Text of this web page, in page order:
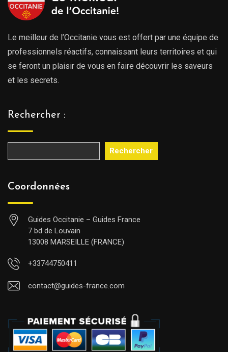
Le meilleur de l’Occitanie vous est offert par une équipe de
professionnels réactifs, connaissant leurs territoires et qui
se feront un plaisir de vous en faire découvrir les saveurs
et les secrets.
Rechercher :
Rechercher
Coordonnées
Guides Occitanie – Guides France
7 bd de Louvain
13008 MARSEILLE (FRANCE)
+33744750411
contact@guides-france.com